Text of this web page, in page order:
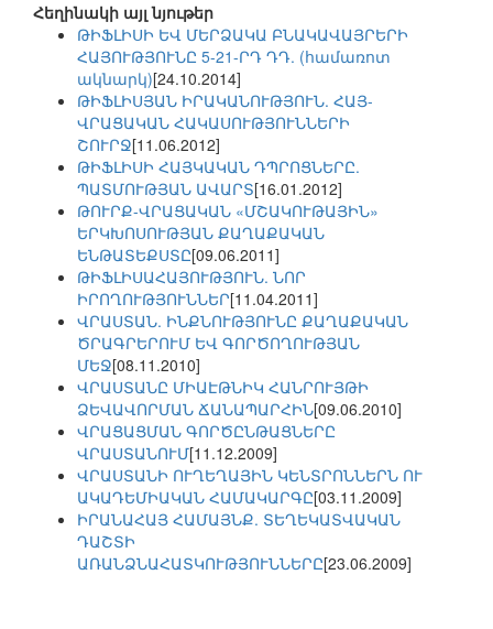
Հեղինակի այլ նյութեր
ԹԻՖԼԻՍԻ ԵՎ ՄԵՐՁԱԿԱ ԲՆԱԿԱՎԱՅՐԵՐԻ
ՀԱՅՈՒԹՅՈՒՆԸ 5-21-ՐԴ ԴԴ. (համառոտ
ակնարկ)[24.10.2014]
ԹԻՖԼԻՍՅԱՆ ԻՐԱԿԱՆՈՒԹՅՈՒՆ. ՀԱՅ-
ՎՐԱՑԱԿԱՆ ՀԱԿԱՍՈՒԹՅՈՒՆՆԵՐԻ
ՇՈՒՐՋ[11.06.2012]
ԹԻՖԼԻՍԻ ՀԱՅԿԱԿԱՆ ԴՊՐՈՑՆԵՐԸ.
ՊԱՏՄՈՒԹՅԱՆ ԱՎԱՐՏ[16.01.2012]
ԹՈՒՐՔ-ՎՐԱՑԱԿԱՆ «ՄՇԱԿՈՒԹԱՅԻՆ»
ԵՐԿԽՈՍՈՒԹՅԱՆ ՔԱՂԱՔԱԿԱՆ
ԵՆԹԱՏԵՔՍՏԸ[09.06.2011]
ԹԻՖԼԻՍԱՀԱՅՈՒԹՅՈՒՆ. ՆՈՐ
ԻՐՈՂՈՒԹՅՈՒՆՆԵՐ[11.04.2011]
ՎՐԱՍՏԱՆ. ԻՆՔՆՈՒԹՅՈՒՆԸ ՔԱՂԱՔԱԿԱՆ
ԾՐԱԳՐԵՐՈՒՄ ԵՎ ԳՈՐԾՈՂՈՒԹՅԱՆ
ՄԵՋ[08.11.2010]
ՎՐԱՍՏԱՆԸ ՄԻԱԷԹՆԻԿ ՀԱՆՐՈՒՅԹԻ
ՁԵՎԱՎՈՐՄԱՆ ՃԱՆԱՊԱՐՀԻՆ[09.06.2010]
ՎՐԱՑԱՑՄԱՆ ԳՈՐԾԸՆԹԱՑՆԵՐԸ
ՎՐԱՍՏԱՆՈՒՄ[11.12.2009]
ՎՐԱՍՏԱՆԻ ՈՒՂԵՂԱՅԻՆ ԿԵՆՏՐՈՆՆԵՐՆ ՈՒ
ԱԿԱԴԵՄԻԱԿԱՆ ՀԱՄԱԿԱՐԳԸ[03.11.2009]
ԻՐԱՆԱՀԱՅ ՀԱՄԱՅՆՔ. ՏԵՂԵԿԱՏՎԱԿԱՆ
ԴԱՇՏԻ
ԱՌԱՆՁՆԱՀԱՏԿՈՒԹՅՈՒՆՆԵՐԸ[23.06.2009]